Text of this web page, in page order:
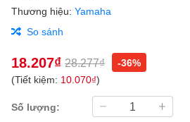
Thương hiệu: Yamaha
So sánh
18.207₫ 28.277₫
-36%
(Tiết kiệm: 10.070₫)
Số lượng: